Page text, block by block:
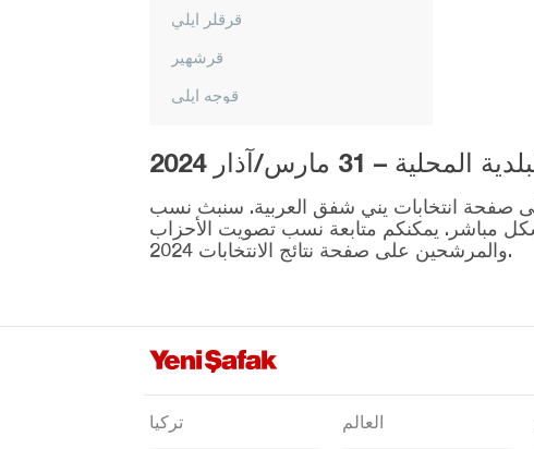
قرقلر ايلي
قرشهير
قوجه ايلي
كوتاهيا
مالاطيا
مانيسا
مرسين
موغلا
موش
نيفشهير
– 31 مارس/آذار 2024
المحلية المقرر إجراؤها في 31 مارس موجودة على صفحة انتخابات يني شفق العربية. سنبث نسب
ومنطقة ونتائج الانتخابات بشكل مباشر. يمكنكم متابعة نسب تصويت الأحزاب
والمرشحين على صفحة نتائج الانتخابات 2024.
تركيا العالم